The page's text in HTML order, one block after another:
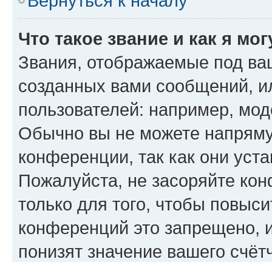
Что такое звание и как я
Звания, отображаемые под
созданных вами сообщений,
пользователей: например,
Обычно вы не можете
конференции, так как они
Пожалуйста, не засоряйте
только для того, чтобы
конференций это запрещено,
понизят значение вашего